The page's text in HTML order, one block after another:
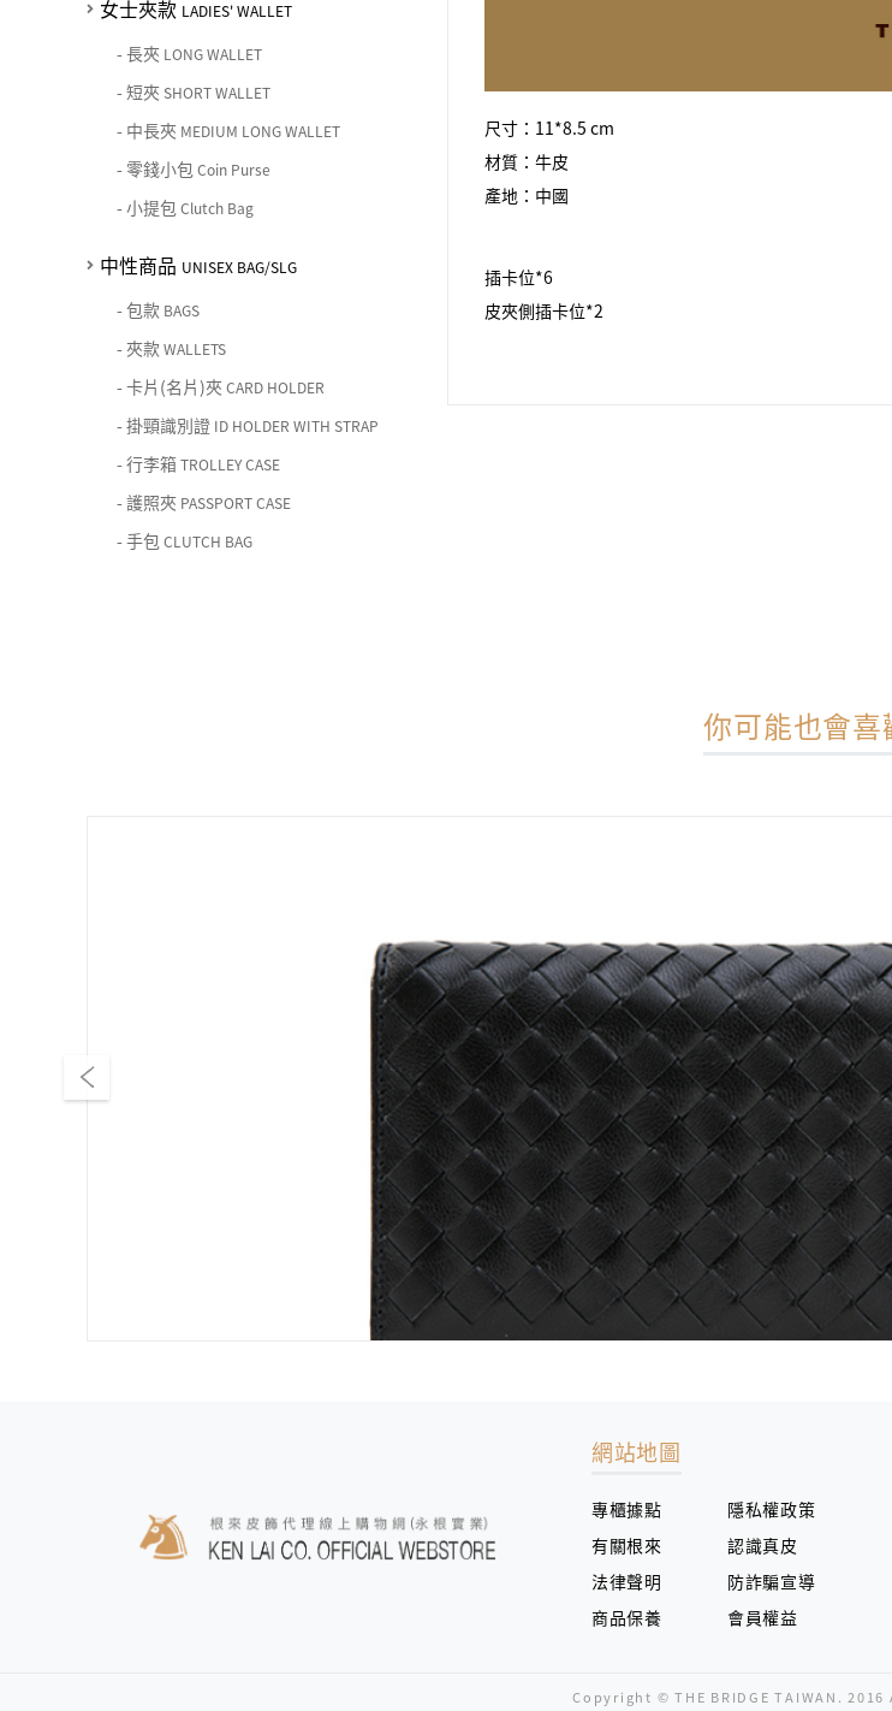
女士夾款 LADIES' WALLET
-長夾 LONG WALLET
-短夾SHORT WALLET
- 中長夾 MEDIUM LONG WALLET
- 零錢小包Coin Purse
-小提包Clutch Bag
中性商品 UNISEX BAG/SLG
-包款 BAGS
-夾款WALLETS
-卡片(名片)夾CARD HOLDER
-掛頸識別證 ID HOLDER WITH STRAP
-行李箱TROLLEY CASE
-護照夾 PASSPORT CASE
-手包CLUTCH BAG
尺寸：11*8.5 cm
材質：牛皮
產地：中國
插卡位*6
皮夾側插卡位*2
你可能也會喜
網站地圖
專櫃據點
隱私權政策
有關根來
認識真皮
法律聲明
防詐騙宣導
商品保養
會員權益
Copyright © THE BRIDGE TAIWAN.